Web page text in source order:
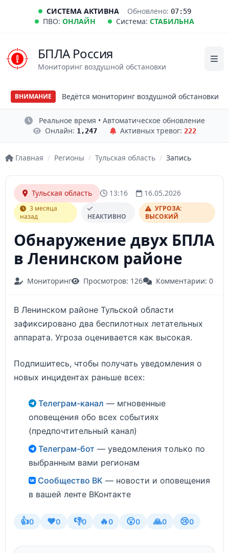
СИСТЕМА АКТИВНА Обновлено: 07:59
ПВО: ОНЛАЙН Система: СТАБИЛЬНА
БПЛА Россия
Мониторинг воздушной обстановки
ВНИМАНИЕ Ведётся мониторинг воздушной обстановки
Реальное время • Автоматическое обновление
Онлайн: 1,247 Активных тревог: 222
Главная / Регионы / Тульская область / Запись
Тульская область 13:16 16.05.2026
3 месяца
назад
НЕАКТИВНО
УГРОЗА:
ВЫСОКИЙ
Обнаружение двух БПЛА
в Ленинском районе
Мониторинг Просмотров: 126 Комментарии: 0
В Ленинском районе Тульской области
зафиксировано два беспилотных летательных
аппарата. Угроза оценивается как высокая.
Подпишитесь, чтобы получать уведомления о
новых инцидентах раньше всех:
Телеграм-канал — мгновенные
оповещения обо всех событиях
(предпочтительный канал)
Телеграм-бот — уведомления только по
выбранным вами регионам
Сообщество ВК — новости и оповещения
в вашей ленте ВКонтакте
👍0 ❤️0 👎0 🔥0 😮0 🙏0 😢0